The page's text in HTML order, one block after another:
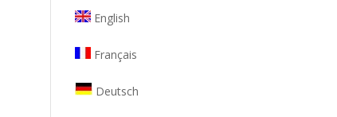
English
Français
Deutsch